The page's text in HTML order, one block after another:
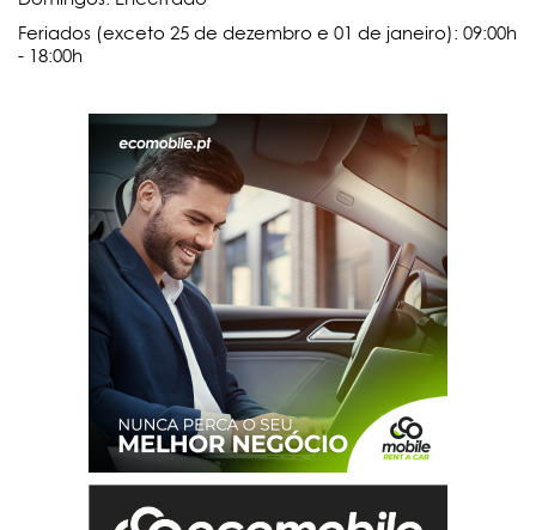
Feriados (exceto 25 de dezembro e 01 de janeiro): 09:00h
- 18:00h